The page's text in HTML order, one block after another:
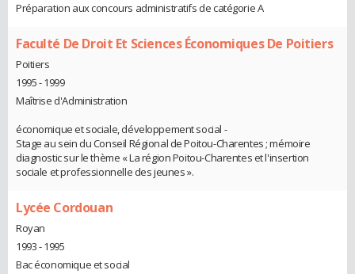
Préparation aux concours administratifs de catégorie A
Faculté De Droit Et Sciences Économiques De Poitiers
Poitiers
1995 - 1999
Maîtrise d'Administration
économique et sociale, développement social -
Stage au sein du Conseil Régional de Poitou-Charentes ; mémoire
diagnostic sur le thème « La région Poitou-Charentes et l'insertion
sociale et professionnelle des jeunes ».
Lycée Cordouan
Royan
1993 - 1995
Bac économique et social